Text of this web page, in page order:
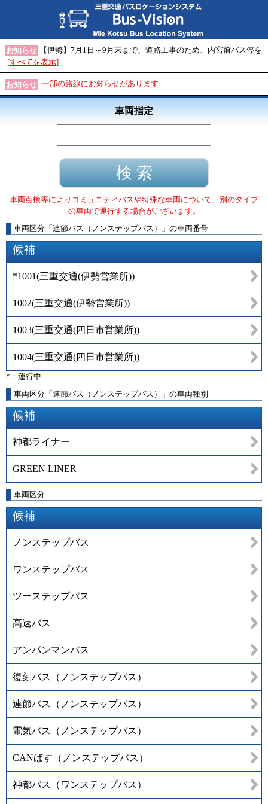
お知らせ
【伊勢】7月1日～9月末まで、道路工事のため、内宮前バス停を
[すべてを表示]
お知らせ 一部の路線にお知らせがあります
車両指定
車両点検等によりコミュニティバスや特殊な車両について、別のタイプ
の車両で運行する場合がございます。
車両区分 「 連節バス（ノンステップバス） 」 の車両番号
候補
*1001(三重交通(伊勢営業所))
1002(三重交通(伊勢営業所))
1003(三重交通(四日市営業所))
1004(三重交通(四日市営業所))
*：運行中
車両区分「連節バス（ノンステップバス）」の車両種別
候補
神都ライナー
GREEN LINER
車両区分
候補
ノンステップバス
ワンステップバス
ツーステップバス
高速バス
アンパンマンバス
復刻バス（ノンステップバス）
連節バス（ノンステップバス）
電気バス（ノンステップバス）
CANばす（ノンステップバス）
神都バス（ワンステップバス）